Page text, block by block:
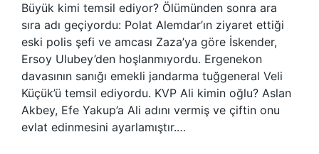
Büyük kimi temsil ediyor? Ölümünden sonra ara
sıra adı geçiyordu: Polat Alemdar’ın ziyaret ettiği
eski polis şefi ve amcası Zaza’ya göre İskender,
Ersoy Ulubey’den hoşlanmıyordu. Ergenekon
davasının sanığı emekli jandarma tuğgeneral Veli
Küçük’ü temsil ediyordu. KVP Ali kimin oğlu? Aslan
Akbey, Efe Yakup’a Ali adını vermiş ve çiftin onu
evlat edinmesini ayarlamıştır.…